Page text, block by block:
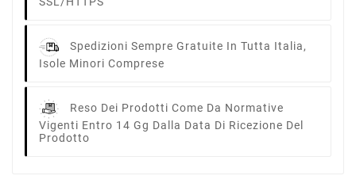
Spedizioni Sempre Gratuite In Tutta Italia,
Isole Minori Comprese
Reso Dei Prodotti Come Da Normative
Vigenti Entro 14 Gg Dalla Data Di Ricezione Del
Prodotto